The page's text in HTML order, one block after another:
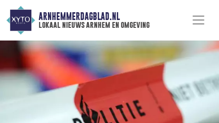
ARNHEMMERDAGBLAD.NL
lokaal nieuws arnhem en omgeving